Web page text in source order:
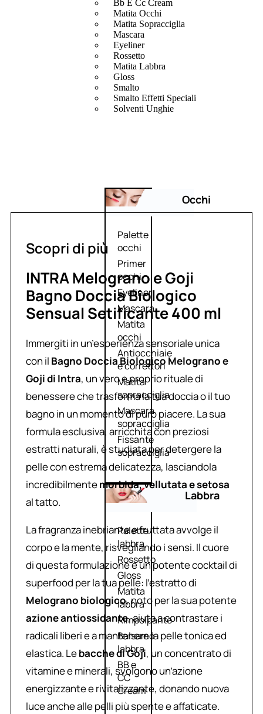
Bb E Cc Cream
Matita Occhi
Matita Sopracciglia
Mascara
Eyeliner
Rossetto
Matita Labbra
Gloss
Smalto
Smalto Effetti Speciali
Solventi Unghie
Occhi
Palette
occhi
Primer
occhi
Eyeliner
Mascara
Matita
occhi
Antiocchiaie
e correttori
Matita
sopracciglia
Mascara
sopracciglia
Fissante
sopracciglia
Labbra
Palette
labbra
Rossetto
Gloss
Matita
labbra
Rimpolpante
Balsamo
labbra
BB e
CC
Cream
Scopri di più
INTRA Melograno e Goji
Bagno Doccia Biologico
Sensual Setificante 400 ml
Immergiti in un’esperienza sensoriale unica
con il Bagno Doccia Biologico Melograno e
Goji di Intra, un vero e proprio rituale di
benessere che trasforma la tua doccia o il tuo
bagno in un momento di puro piacere. La sua
formula esclusiva, arricchita con preziosi
estratti naturali, è studiata per detergere la
pelle con estrema delicatezza, lasciandola
incredibilmentemorbida, vellutata e setosa
al tatto.
La fragranza inebriante e fruttata avvolge il
corpo e la mente, risvegliando i sensi. Il cuore
di questa formulazione è un potente cocktail di
superfood per la tua pelle: l’estratto di
Melograno biologico, noto per la sua potente
azione antiossidante, aiuta a contrastare i
radicali liberi e a mantenere la pelle tonica ed
elastica. Lebacche di Goji, un concentrato di
vitamine e minerali, svolgono un’azione
energizzante e rivitalizzante, donando nuova
luce anche alle pelli più spente e affaticate.